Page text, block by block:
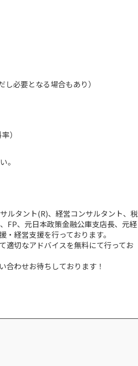
必要となる場合もあり）
）
。
ルタント(R)、経営コンサルタント、税
FP、元日本政策金融公庫支店長、元経
経営支援を行っております。
適切なアドバイスを無料にて行ってお
合わせお待ちしております！